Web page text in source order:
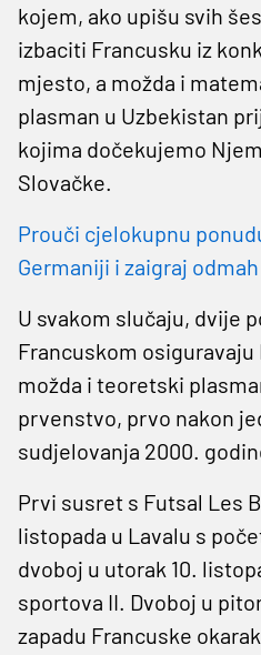
kojem, ako upišu svih
izbaciti Francusku iz
mjesto, a možda i
plasman u Uzbekistan
kojima dočekujemo
Slovačke.
Prouči cjelokupnu
Germaniji i zaigraj
U svakom slučaju, dvije
Francuskom
možda i teoretski
prvenstvo, prvo nakon
sudjelovanja 2000.
Prvi susret s Futsal Les
listopada u Lavalu s
dvoboj u utorak 10.
sportova II. Dvoboj u
zapadu Francuske